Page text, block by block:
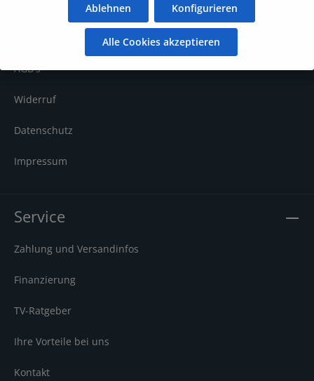
Informationen
AGB's
Widerruf
Datenschutz
Impressum
Service
Zahlung und Versandinfos
Finanzierung
TV-Ratgeber
Ihre Vorteile bei uns
Kontakt
Ablehnen Konfigurieren
Alle Cookies akzeptieren